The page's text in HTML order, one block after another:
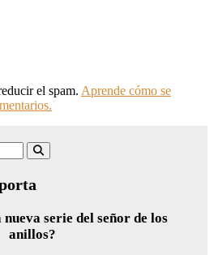
el spam. Aprende cómo se
nueva serie del señor de los
anillos?